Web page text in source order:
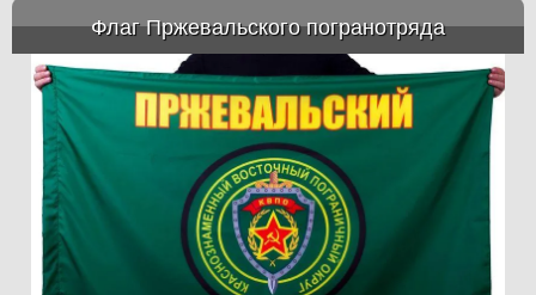
Флаг Пржевальского погранотряда